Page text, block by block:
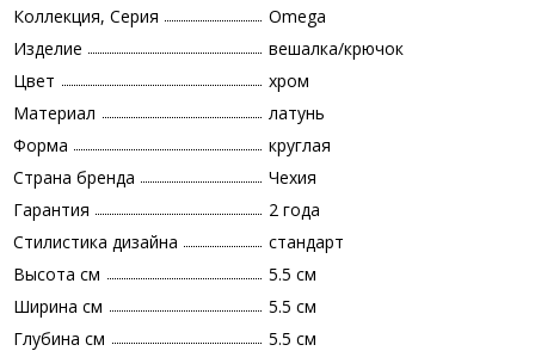
Коллекция, Серия
Omega
Изделие
вешалка/крючок
Цвет
хром
Материал
латунь
Форма
круглая
Страна бренда
Чехия
Гарантия
2 года
Стилистика дизайна
стандарт
Высота см
5.5 см
Ширина см
5.5 см
Глубина см
5.5 см